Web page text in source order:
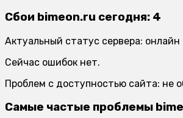
Сбои bimeon.ru сегодня: 4
Актуальный статус сервера: онлайн
Сейчас ошибок нет.
Проблем с доступностью сайта: не
Самые частые проблемы